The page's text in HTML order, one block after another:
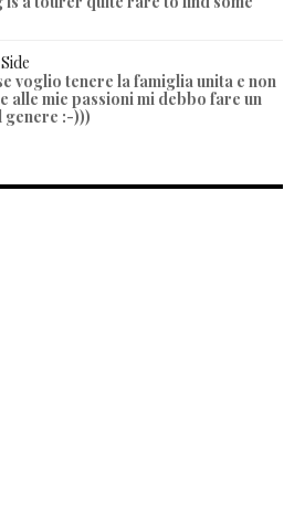
voglio tenere la famiglia unita e non
alle mie passioni mi debbo fare un
genere :-)))